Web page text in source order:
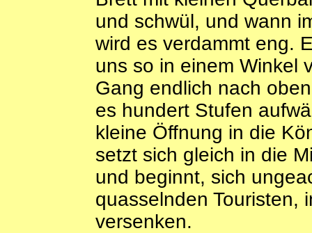
und schwül, und wann
wird es verdammt eng.
uns so in einem Winkel
Gang endlich nach
es hundert Stufen
kleine Öffnung in die
setzt sich gleich in die
und beginnt, sich
quasselnden Touristen,
versenken.